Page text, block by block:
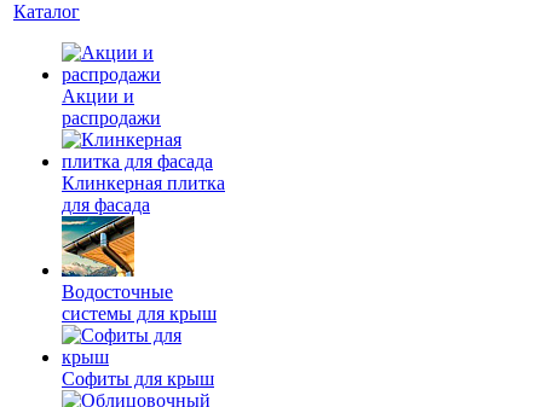
Каталог
Акции и
распродажи
Клинкерная плитка
для фасада
Водосточные
системы для крыш
Софиты для крыш